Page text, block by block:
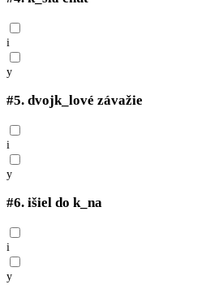
i
y
#5. dvojk_lové závažie
i
y
#6. išiel do k_na
i
y